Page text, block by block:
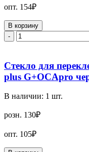
опт. 154₽
В корзину
-
Стекло для
plus G+OCApro
В наличии: 1 шт.
розн. 130₽
опт. 105₽